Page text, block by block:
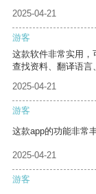
2025-04-21
游客
这款软件非常实用，
查找资料、翻译语言
2025-04-21
游客
这款app的功能非常
2025-04-21
游客